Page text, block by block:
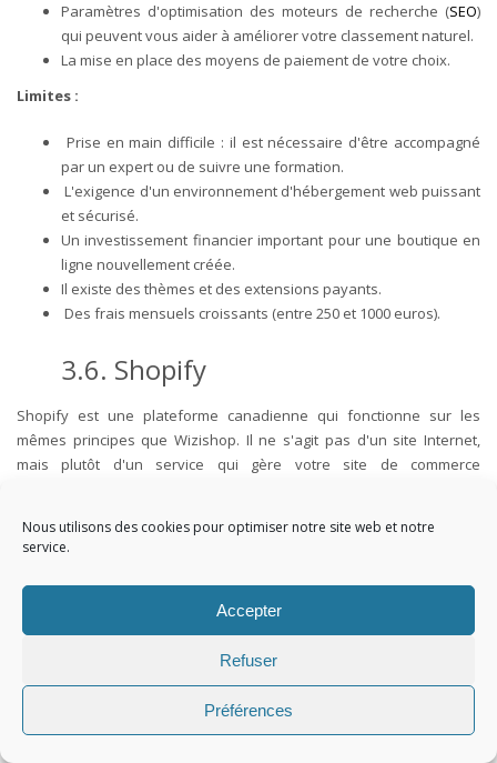
Nous utilisons des cookies pour optimiser notre site web et notre
service.
Accepter
Refuser
Préférences
Paramètres d'optimisation des moteurs de recherche (SEO)
qui peuvent vous aider à améliorer votre classement naturel.
La mise en place des moyens de paiement de votre choix.
Limites :
Prise en main difficile : il est nécessaire d'être accompagné
par un expert ou de suivre une formation.
L'exigence d'un environnement d'hébergement web puissant
et sécurisé.
Un investissement financier important pour une boutique en
ligne nouvellement créée.
Il existe des thèmes et des extensions payants.
Des frais mensuels croissants (entre 250 et 1000 euros).
3.6. Shopify
Shopify est une plateforme canadienne qui fonctionne sur les
mêmes principes que Wizishop. Il ne s'agit pas d'un site Internet,
mais plutôt d'un service qui gère votre site de commerce
lancer rapidement un site Internet commercial. Shopify est sans
conviviale du marché.
Il s'agit d'une solution conçue pour les personnes qui souhaitent se
lancer rapidement dans le commerce électronique mais qui n'ont
pas de compétences techniques (ni de plan d'affaires). Si vous
souhaitez un site de commerce électronique facile à utiliser et à
mettre en place, Shopify est peut-être la solution qu'il vous faut et il